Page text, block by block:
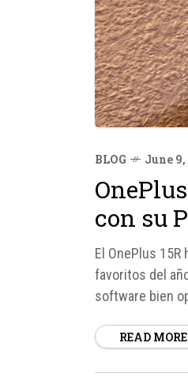
BLOG June
con su
El OnePlus
favoritos del
software bien
READ MORE